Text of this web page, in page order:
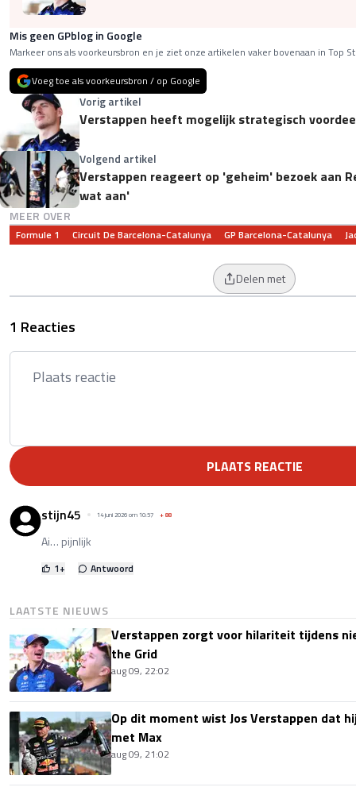
Mis geen GPblog in Google
Markeer ons als voorkeursbron en je ziet onze artikelen vaker bovenaan in Top
Voeg toe als voorkeursbron / op Google
Vorig artikel
Verstappen heeft mogelijk strategisch
Volgend artikel
Verstappen reageert op 'geheim' bezoek aan
wat aan'
MEER OVER
Formule 1 Circuit De Barcelona-Catalunya GP Barcelona-Catalunya
Delen met
1 Reacties
PLAATS REACTIE
stijn45 14 juni 2026 om 10:57 +88
Ai… pijnlijk
1+ Antwoord
LAATSTE NIEUWS
Verstappen zorgt voor hilariteit tijdens
the Grid
aug 09, 22:02
Op dit moment wist Jos Verstappen dat
met Max
aug 09, 21:02